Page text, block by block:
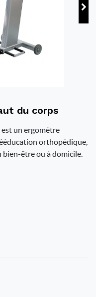
du corps
un ergomètre
orthopédique,
bien-être ou à domicile.